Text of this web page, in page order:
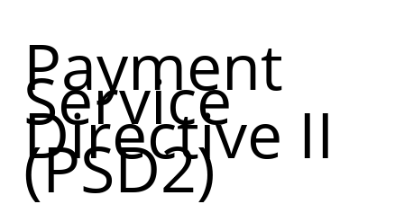
Payment
Service
Directive II
(PSD2)